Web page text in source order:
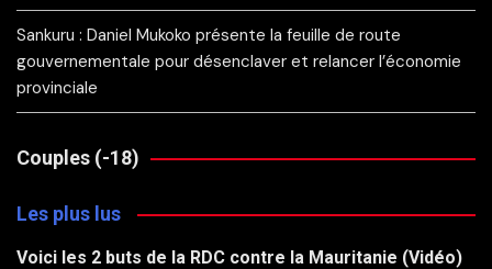
Sankuru : Daniel Mukoko présente la feuille de route
gouvernementale pour désenclaver et relancer l’économie
provinciale
Couples (-18)
Les plus lus
Voici les 2 buts de la RDC contre la Mauritanie (Vidéo)